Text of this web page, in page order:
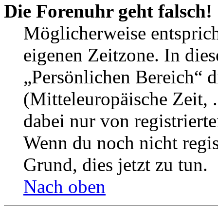
Die Forenuhr geht falsch!
Möglicherweise
eigenen Zeitzone. In
„Persönlichen Bereich“
(Mitteleuropäische Zeit,
dabei nur von
Wenn du noch nicht
Grund, dies jetzt zu tun.
Nach oben